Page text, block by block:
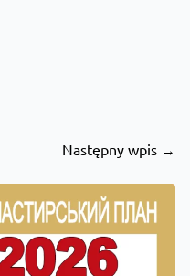
Następny wpis →